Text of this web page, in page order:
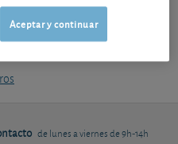
en un accidente con
de la DGSFP por silencio
de lunes a viernes de 9h-14h
Aceptar y continuar